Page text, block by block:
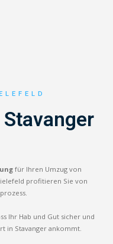
für Ihren Umzug von
profitieren Sie von
Ihr Hab und Gut sicher und
in Stavanger ankommt.